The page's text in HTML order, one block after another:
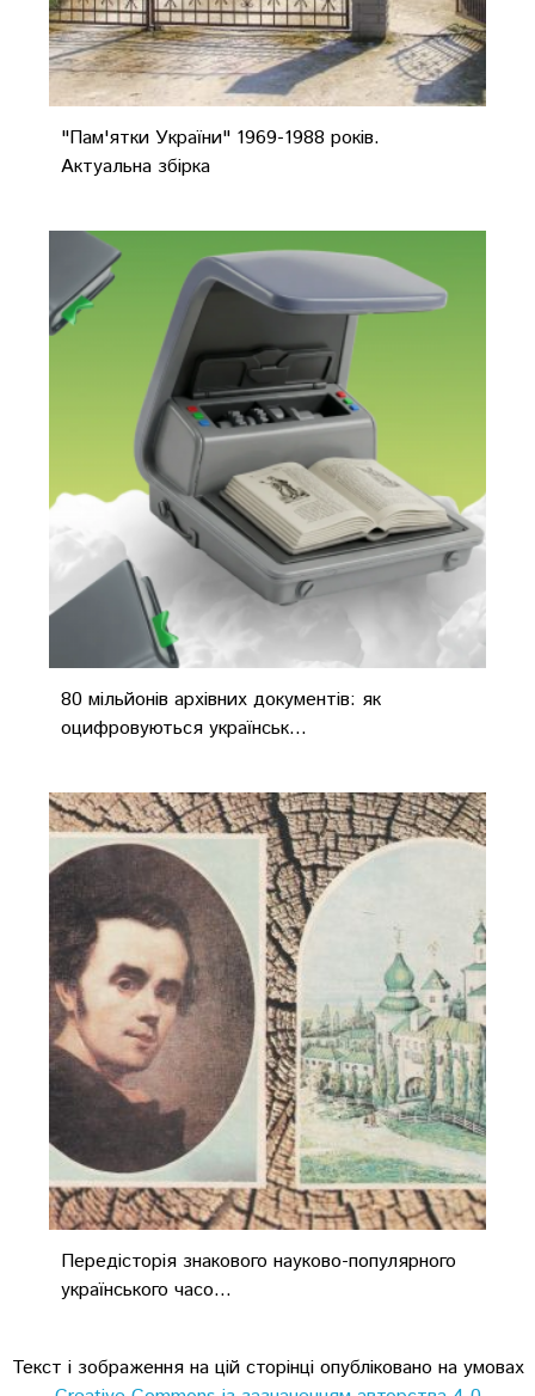
"Пам'ятки України" 1969-1988 років.
Актуальна збірка
80 мільйонів архівних документів: як
оцифровуються українськ...
Передісторія знакового науково-популярного
українського часо...
Текст і зображення на цій сторінці опубліковано на умовах